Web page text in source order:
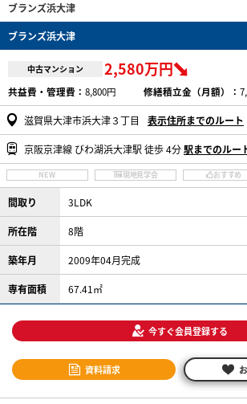
ブランズ浜大津
ブランズ浜大津
中古マンション 2,580万円
共益費・管理費： 8,800円 修繕積立金（月額）：
滋賀県大津市浜大津３丁目 表示住所までのルート
京阪京津線 びわ湖浜大津駅 徒歩 4分駅までのルー
NEW 現地見学会 おすすめ
間取り 3LDK
所在階 8階
築年月 2009年04月完成
専有面積 67.41㎡
今すぐ会員登録する
資料請求